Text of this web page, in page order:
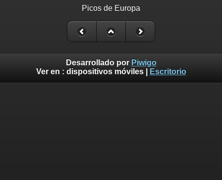
Picos de Europa
Desarrollado por Piwigo
Ver en : dispositivos móviles| Escritorio